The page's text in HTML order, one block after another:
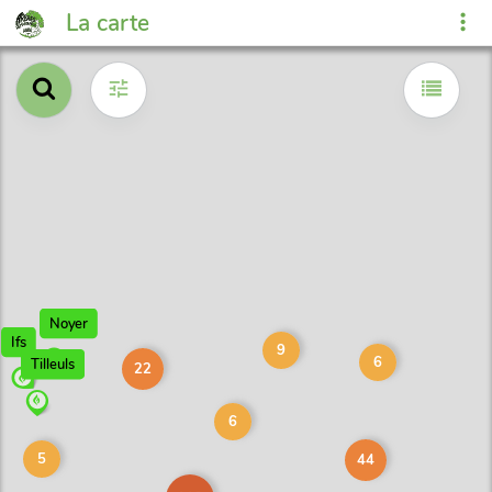
La carte
44
6
9
22
6
5
Tilleuls
Noyer
Ifs